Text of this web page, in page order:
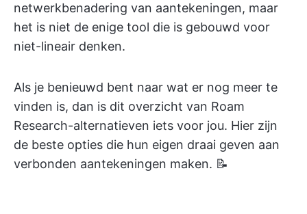
netwerkbenadering van aantekeningen, maar
het is niet de enige tool die is gebouwd voor
niet-lineair denken.
Als je benieuwd bent naar wat er nog meer te
vinden is, dan is dit overzicht van Roam
Research-alternatieven iets voor jou. Hier zijn
de beste opties die hun eigen draai geven aan
verbonden aantekeningen maken. 📝